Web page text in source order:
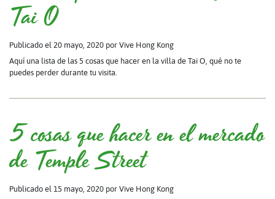
Tai O
Publicado el 20 mayo, 2020 por Vive Hong Kong
Aquí una lista de las 5 cosas que hacer en la villa de Tai O, qué no te
puedes perder durante tu visita.
5 cosas que hacer en el mercado
de Temple Street
Publicado el 15 mayo, 2020 por Vive Hong Kong